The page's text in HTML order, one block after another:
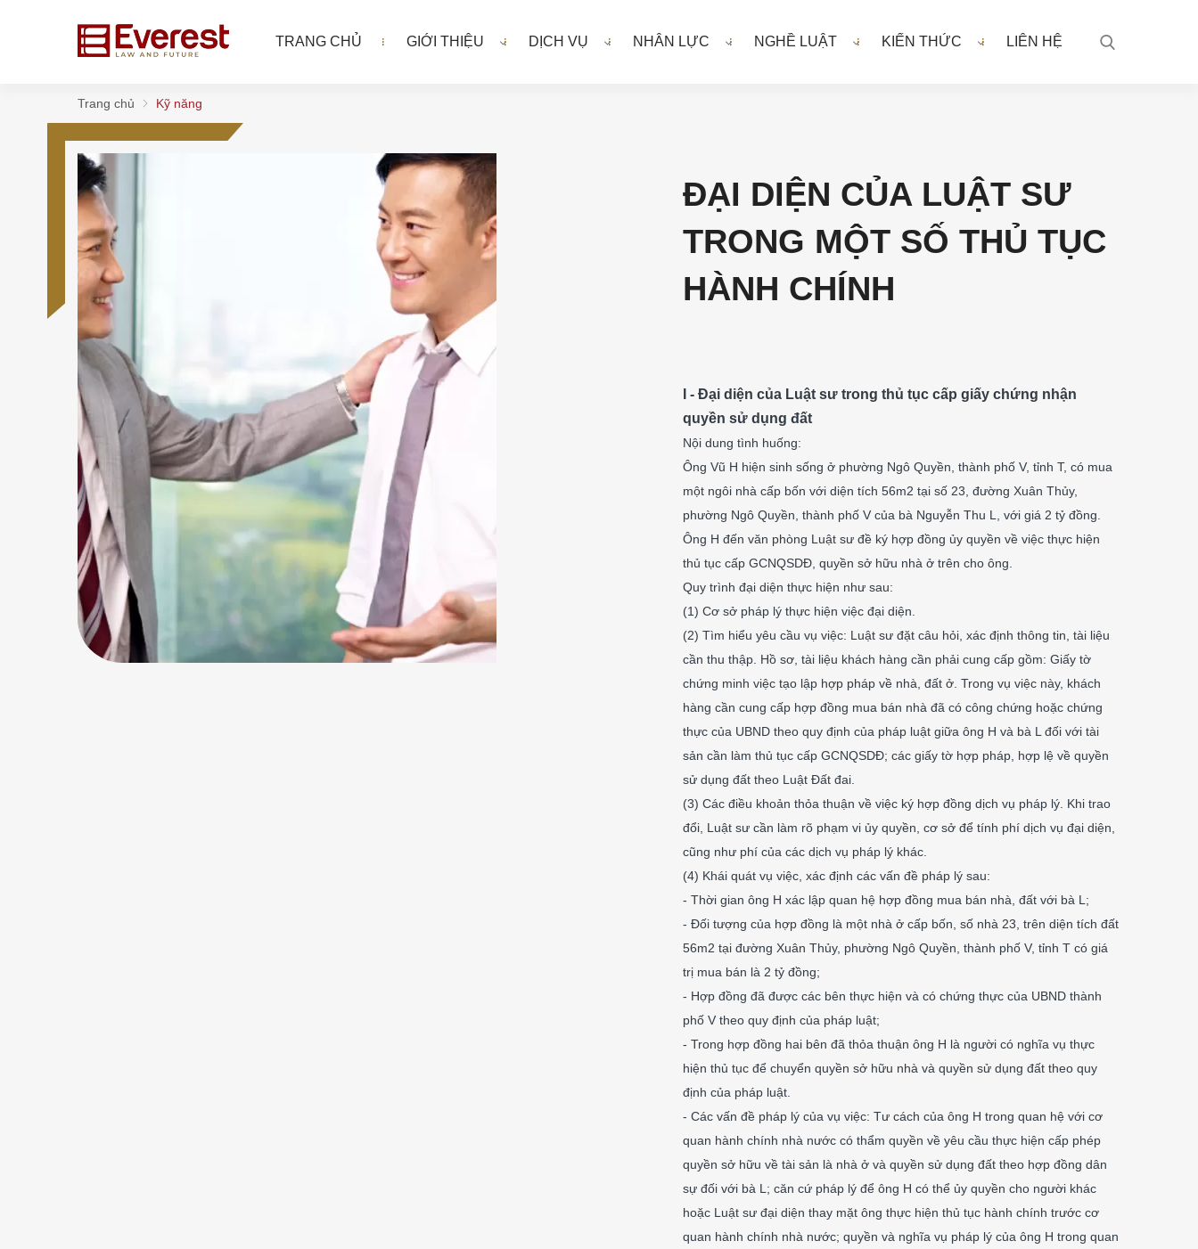
TRANG CHỦ GIỚI THIỆU DỊCH VỤ NHÂN LỰC NGHỀ LUẬT KIẾN THỨC LIÊN HỆ
Trang chủ Kỹ năng
ĐẠI DIỆN CỦA LUẬT SƯ
TRONG MỘT SỐ THỦ TỤC
HÀNH CHÍNH
I - Đại diện của Luật sư trong thủ tục cấp giấy chứng nhận
quyền sử dụng đất
Nội dung tình huống:
Ông Vũ H hiện sinh sống ở phường Ngô Quyền, thành phố V, tỉnh T, có mua
một ngôi nhà cấp bốn với diện tích 56m2 tại số 23, đường Xuân Thủy,
phường Ngô Quyền, thành phố V của bà Nguyễn Thu L, với giá 2 tỷ đồng.
Ông H đến văn phòng Luật sư đề ký hợp đồng ủy quyền về việc thực hiện
thủ tục cấp GCNQSDĐ, quyền sở hữu nhà ở trên cho ông.
Quy trình đại diện thực hiện như sau:
(1) Cơ sở pháp lý thực hiện việc đại diện.
(2) Tìm hiểu yêu cầu vụ việc: Luật sư đặt câu hỏi, xác định thông tin, tài liệu
cần thu thập. Hồ sơ, tài liệu khách hàng cần phải cung cấp gồm: Giấy tờ
chứng minh việc tạo lập hợp pháp về nhà, đất ở. Trong vụ việc này, khách
hàng cần cung cấp hợp đồng mua bán nhà đã có công chứng hoặc chứng
thực của UBND theo quy định của pháp luật giữa ông H và bà L đối với tài
sản cần làm thủ tục cấp GCNQSDĐ; các giấy tờ hợp pháp, hợp lệ về quyền
sử dụng đất theo Luật Đất đai.
(3) Các điều khoản thỏa thuận về việc ký hợp đồng dịch vụ pháp lý. Khi trao
đổi, Luật sư cần làm rõ phạm vi ủy quyền, cơ sở để tính phí dịch vụ đại diện,
cũng như phí của các dịch vụ pháp lý khác.
(4) Khái quát vụ việc, xác định các vấn đề pháp lý sau:
- Thời gian ông H xác lập quan hệ hợp đồng mua bán nhà, đất với bà L;
- Đối tượng của hợp đồng là một nhà ở cấp bốn, số nhà 23, trên diện tích đất
56m2 tại đường Xuân Thủy, phường Ngô Quyền, thành phố V, tỉnh T có giá
trị mua bán là 2 tỷ đồng;
- Hợp đồng đã được các bên thực hiện và có chứng thực của UBND thành
phố V theo quy định của pháp luật;
- Trong hợp đồng hai bên đã thỏa thuận ông H là người có nghĩa vụ thực
hiện thủ tục để chuyển quyền sở hữu nhà và quyền sử dụng đất theo quy
định của pháp luật.
- Các vấn đề pháp lý của vụ việc: Tư cách của ông H trong quan hệ với cơ
quan hành chính nhà nước có thẩm quyền về yêu cầu thực hiện cấp phép
quyền sở hữu về tài sản là nhà ở và quyền sử dụng đất theo hợp đồng dân
sự đối với bà L; căn cứ pháp lý để ông H có thể ủy quyền cho người khác
hoặc Luật sư đại diện thay mặt ông thực hiện thủ tục hành chính trước cơ
quan hành chính nhà nước; quyền và nghĩa vụ pháp lý của ông H trong quan